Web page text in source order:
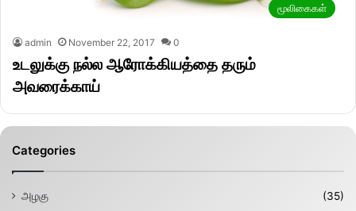
மூலிகைகள்
admin November 22, 2017 0
உடலுக்கு நல்ல ஆரோக்கியத்தை தரும்
அவரைக்காய்
Categories
அழகு
(35)